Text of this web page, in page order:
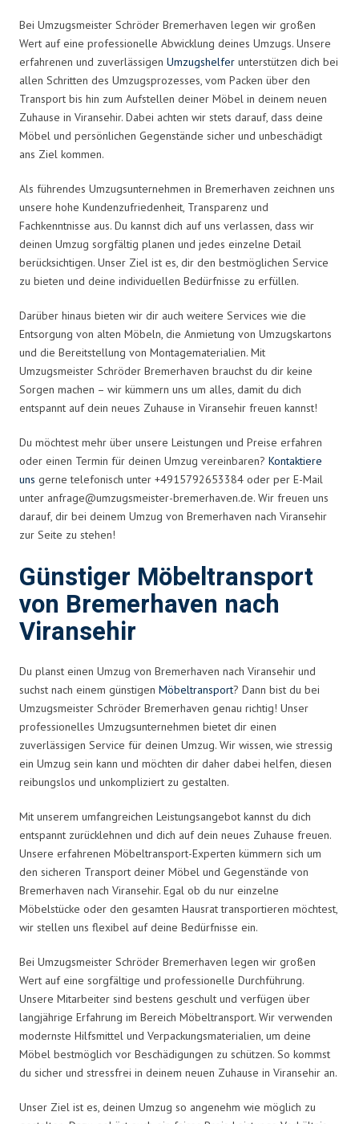
Bei Umzugsmeister Schröder Bremerhaven legen wir großen
Wert auf eine professionelle Abwicklung deines Umzugs. Unsere
erfahrenen und zuverlässigen Umzugshelfer unterstützen dich bei
allen Schritten des Umzugsprozesses, vom Packen über den
Transport bis hin zum Aufstellen deiner Möbel in deinem neuen
Zuhause in Viransehir. Dabei achten wir stets darauf, dass deine
Möbel und persönlichen Gegenstände sicher und unbeschädigt
ans Ziel kommen.
Als führendes Umzugsunternehmen in Bremerhaven zeichnen uns
unsere hohe Kundenzufriedenheit, Transparenz und
Fachkenntnisse aus. Du kannst dich auf uns verlassen, dass wir
deinen Umzug sorgfältig planen und jedes einzelne Detail
berücksichtigen. Unser Ziel ist es, dir den bestmöglichen Service
zu bieten und deine individuellen Bedürfnisse zu erfüllen.
Darüber hinaus bieten wir dir auch weitere Services wie die
Entsorgung von alten Möbeln, die Anmietung von Umzugskartons
und die Bereitstellung von Montagematerialien. Mit
Umzugsmeister Schröder Bremerhaven brauchst du dir keine
Sorgen machen – wir kümmern uns um alles, damit du dich
entspannt auf dein neues Zuhause in Viransehir freuen kannst!
Du möchtest mehr über unsere Leistungen und Preise erfahren
oder einen Termin für deinen Umzug vereinbaren? Kontaktiere
uns gerne telefonisch unter +4915792653384 oder per E-Mail
unter anfrage@umzugsmeister-bremerhaven.de. Wir freuen uns
darauf, dir bei deinem Umzug von Bremerhaven nach Viransehir
zur Seite zu stehen!
Günstiger Möbeltransport
von Bremerhaven nach
Viransehir
Du planst einen Umzug von Bremerhaven nach Viransehir und
suchst nach einem günstigen Möbeltransport? Dann bist du bei
Umzugsmeister Schröder Bremerhaven genau richtig! Unser
professionelles Umzugsunternehmen bietet dir einen
zuverlässigen Service für deinen Umzug. Wir wissen, wie stressig
ein Umzug sein kann und möchten dir daher dabei helfen, diesen
reibungslos und unkompliziert zu gestalten.
Mit unserem umfangreichen Leistungsangebot kannst du dich
entspannt zurücklehnen und dich auf dein neues Zuhause freuen.
Unsere erfahrenen Möbeltransport-Experten kümmern sich um
den sicheren Transport deiner Möbel und Gegenstände von
Bremerhaven nach Viransehir. Egal ob du nur einzelne
Möbelstücke oder den gesamten Hausrat transportieren möchtest,
wir stellen uns flexibel auf deine Bedürfnisse ein.
Bei Umzugsmeister Schröder Bremerhaven legen wir großen
Wert auf eine sorgfältige und professionelle Durchführung.
Unsere Mitarbeiter sind bestens geschult und verfügen über
langjährige Erfahrung im Bereich Möbeltransport. Wir verwenden
modernste Hilfsmittel und Verpackungsmaterialien, um deine
Möbel bestmöglich vor Beschädigungen zu schützen. So kommst
du sicher und stressfrei in deinem neuen Zuhause in Viransehir an.
Unser Ziel ist es, deinen Umzug so angenehm wie möglich zu